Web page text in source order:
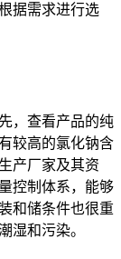
据需求进行选
，查看产品的纯
较高的氯化钠含
产厂家及其资
控制体系，能够
和储条件也很重
湿和污染。